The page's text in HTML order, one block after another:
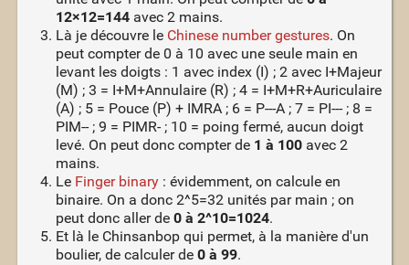
12×12=144avec 2 mains.
Là je découvre le Chinese number gestures. On
peut compter de 0 à 10 avec une seule main en
levant les doigts : 1 avec index (I) ; 2 avec I+Majeur
(M) ; 3 = I+M+Annulaire (R) ; 4 = I+M+R+Auriculaire
(A) ; 5 = Pouce (P) + IMRA ; 6 = P---A ; 7 = PI--- ; 8 =
PIM-- ; 9 = PIMR- ; 10 = poing fermé, aucun doigt
levé. On peut donc compter de 1 à 100avec 2
mains.
Le Finger binary: évidemment, on calcule en
binaire. On a donc 2^5=32 unités par main ; on
peut donc aller de 0 à 2^10=1024.
Et là le Chinsanbop qui permet, à la manière d'un
boulier, de calculer de 0 à 99.